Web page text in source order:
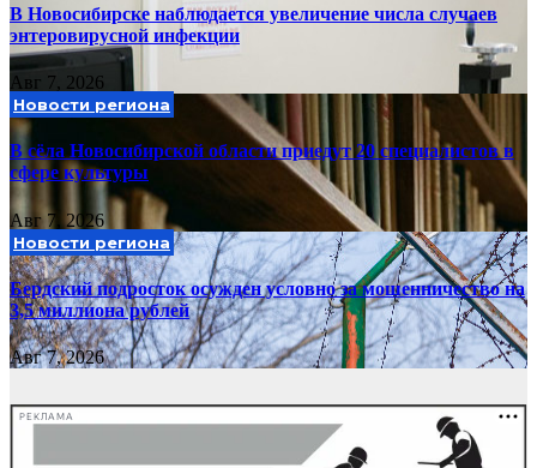
В Новосибирске наблюдается увеличение числа случаев
энтеровирусной инфекции
Авг 7, 2026
Новости региона
В сёла Новосибирской области приедут 20 специалистов в
сфере культуры
Авг 7, 2026
Новости региона
Бердский подросток осужден условно за мошенничество на
3,5 миллиона рублей
Авг 7, 2026
РЕКЛАМА